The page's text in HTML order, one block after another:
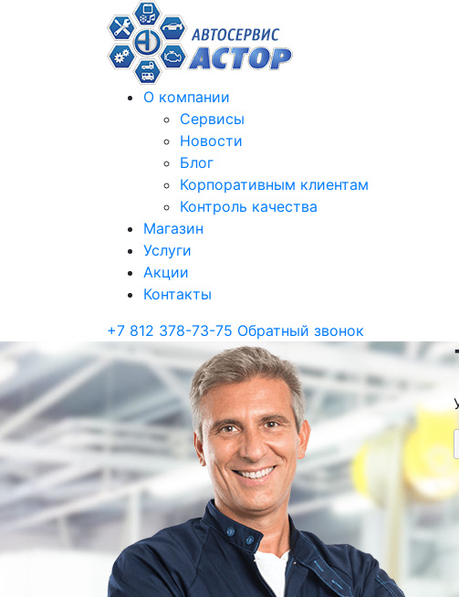
О компании
Сервисы
Новости
Блог
Корпоративным клиентам
Контроль качества
Магазин
Услуги
Акции
Контакты
+7 812 378-73-75 Обратный звонок